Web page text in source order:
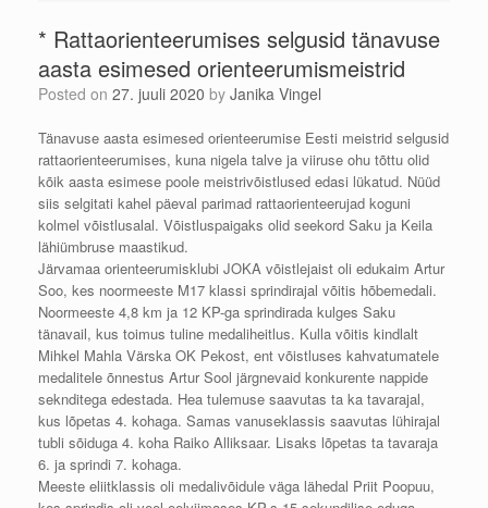
* Rattaorienteerumises selgusid tänavuse
aasta esimesed orienteerumismeistrid
Posted on 27. juuli 2020 by Janika Vingel
Tänavuse aasta esimesed orienteerumise Eesti meistrid selgusid
rattaorienteerumises, kuna nigela talve ja viiruse ohu tõttu olid
kõik aasta esimese poole meistrivõistlused edasi lükatud. Nüüd
siis selgitati kahel päeval parimad rattaorienteerujad koguni
kolmel võistlusalal. Võistluspaigaks olid seekord Saku ja Keila
lähiümbruse maastikud.
Järvamaa orienteerumisklubi JOKA võistlejaist oli edukaim Artur
Soo, kes noormeeste M17 klassi sprindirajal võitis hõbemedali.
Noormeeste 4,8 km ja 12 KP-ga sprindirada kulges Saku
tänavail, kus toimus tuline medaliheitlus. Kulla võitis kindlalt
Mihkel Mahla Värska OK Pekost, ent võistluses kahvatumatele
medalitele õnnestus Artur Sool järgnevaid konkurente nappide
seknditega edestada. Hea tulemuse saavutas ta ka tavarajal,
kus lõpetas 4. kohaga. Samas vanuseklassis saavutas lühirajal
tubli sõiduga 4. koha Raiko Alliksaar. Lisaks lõpetas ta tavaraja
6. ja sprindi 7. kohaga.
Meeste eliitklassis oli medalivõidule väga lähedal Priit Poopuu,